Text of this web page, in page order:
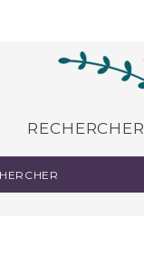
RECHERCHER